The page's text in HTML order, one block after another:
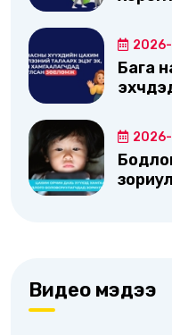
Бага
Видео мэдээ